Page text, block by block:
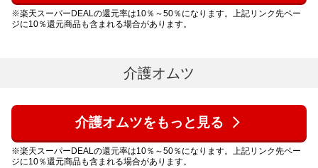
※楽天スーパーDEALの還元率は10％～50％になります。上記リンク先ペー
ジに10％還元商品も含まれる場合があります。
介護オムツ
介護オムツをもっと見る
※楽天スーパーDEALの還元率は10％～50％になります。上記リンク先ペー
ジに10％還元商品も含まれる場合があります。